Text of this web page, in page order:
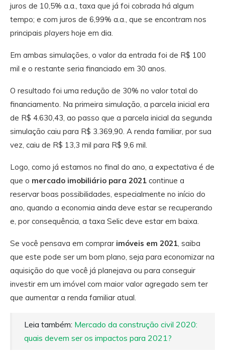
juros de 10,5% a.a., taxa que já foi cobrada há algum
tempo; e com juros de 6,99% a.a., que se encontram nos
principais players hoje em dia.
Em ambas simulações, o valor da entrada foi de R$ 100
mil e o restante seria financiado em 30 anos.
O resultado foi uma redução de 30% no valor total do
financiamento. Na primeira simulação, a parcela inicial era
de R$ 4.630,43, ao passo que a parcela inicial da segunda
simulação caiu para R$ 3.369,90. A renda familiar, por sua
vez, caiu de R$ 13,3 mil para R$ 9,6 mil.
Logo, como já estamos no final do ano, a expectativa é de
que o mercado imobiliário para 2021 continue a
reservar boas possibilidades, especialmente no início do
ano, quando a economia ainda deve estar se recuperando
e, por consequência, a taxa Selic deve estar em baixa.
Se você pensava em comprar imóveis em 2021 , saiba
que este pode ser um bom plano, seja para economizar na
aquisição do que você já planejava ou para conseguir
investir em um imóvel com maior valor agregado sem ter
que aumentar a renda familiar atual.
Leia também: Mercado da construção civil 2020:
quais devem ser os impactos para 2021?